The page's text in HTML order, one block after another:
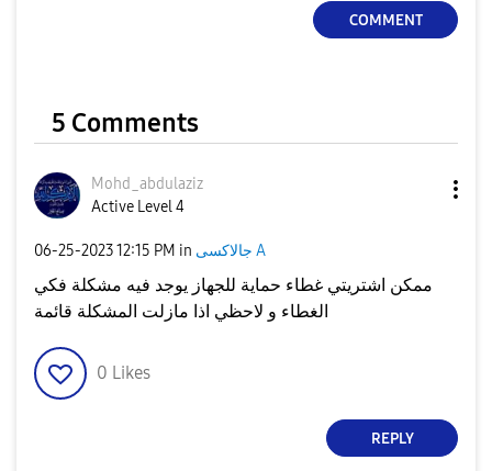
COMMENT
5 Comments
Mohd_abdulaziz
Active Level 4
‎06-25-202312:15 PM in جالاكسى A
ممكن اشتريتي غطاء حماية للجهاز يوجد فيه مشكلة فكي
الغطاء و لاحظي اذا مازلت المشكلة قائمة
0 Likes
REPLY